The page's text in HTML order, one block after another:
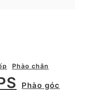
Phào chân
Phào góc